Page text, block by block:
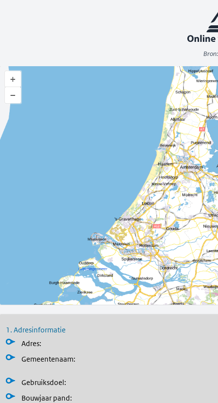
+
−
1. Adresinformatie
Adres:
Gemeentenaam:
Gebruiksdoel:
Bouwjaar pand: